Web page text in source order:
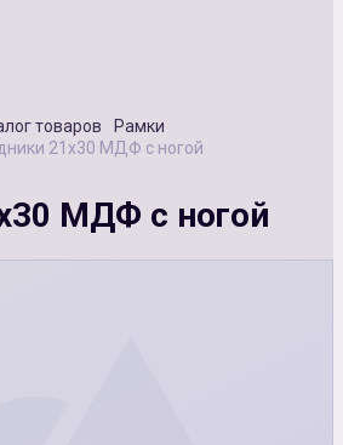
товаров
Рамки
21х30 МДФ с ногой
МДФ с ногой